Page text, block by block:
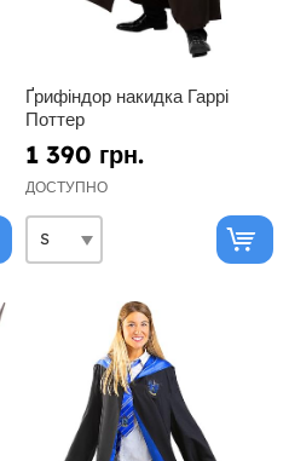
Ґрифіндор накидка Гаррі
Поттер
1 390 грн.
ДОСТУПНО